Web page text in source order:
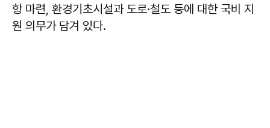
항 마련, 환경기초시설과 도로·철도 등에 대한 국비 지
원 의무가 담겨 있다.